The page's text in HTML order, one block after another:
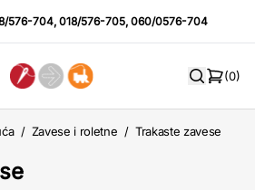
576-704,018/576-705,060/0576-704
(0)
/ Zavese i roletne / Trakaste zavese